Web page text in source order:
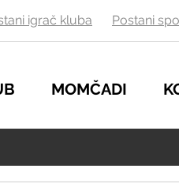
igrač kluba Postani
MOMČADI